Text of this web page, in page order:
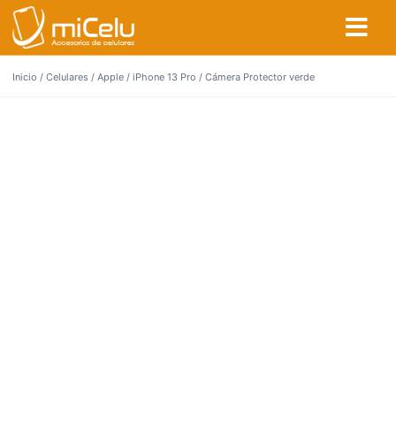
Inicio / Celulares / Apple / iPhone 13 Pro / Cámera Protector verde